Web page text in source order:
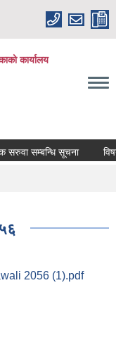
कार्यालय
सरुवा सम्बन्धि सूचना
2056 (1).pdf